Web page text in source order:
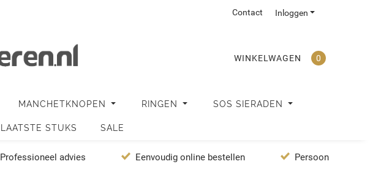
Inloggen
Contact
WINKELWAGEN 0
MANCHETKNOPEN RINGEN SOS SIERADEN
LAATSTE STUKS SALE
Professioneel advies Eenvoudig online bestellen Persoonlijke